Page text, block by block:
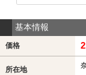
基本情報
価格
所在地